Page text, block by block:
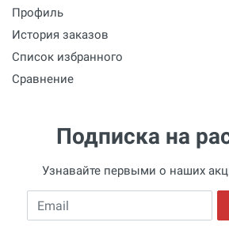
Профиль
История заказов
Список избранного
Сравнение
Подписка на
Узнавайте первыми о наших
Email